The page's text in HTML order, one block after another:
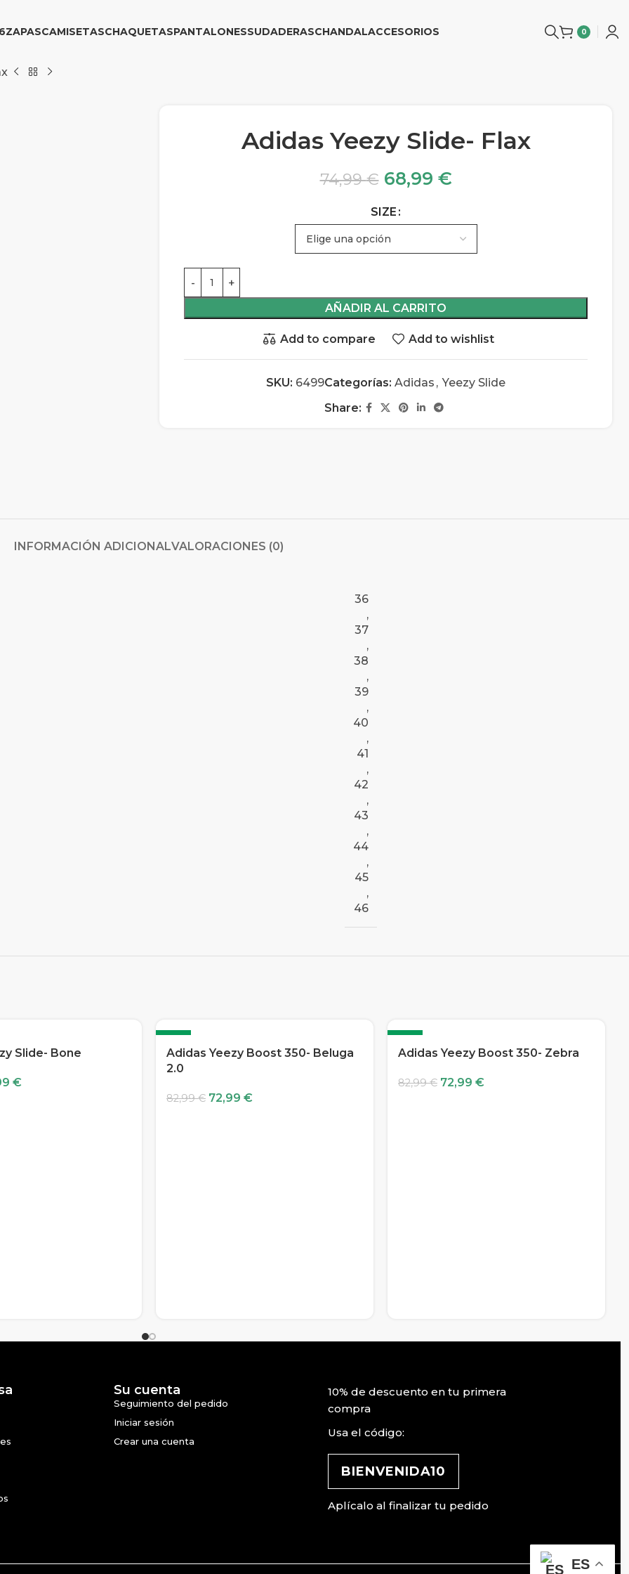
ZAPASCAMISETASCHAQUETASPANTALONESSUDADERASCHANDALACCESORIOS 0
Adidas Yeezy Slide- Flax
74,99€ 68,99 €
SIZE
AÑADIR AL CARRITO
Add to compare Add to wishlist
SKU: 6499Categorías: Adidas , Yeezy Slide
Share:
INFORMACIÓN ADICIONALVALORACIONES (0)
36
,
37
,
38
,
39
,
40
,
41
,
42
,
43
,
44
,
45
,
46
Slide- Bone
€
-12%
Adidas Yeezy Boost 350- Beluga
2.0
82,99€ 72,99 €
-12%
Adidas Yeezy Boost 350- Zebra
82,99€ 72,99 €
Su cuenta
Seguimiento del pedido
Iniciar sesión
Crear una cuenta
10% de descuento en tu primera
compra
Usa el código:
BIENVENIDA10
Aplícalo al finalizar tu pedido
ES